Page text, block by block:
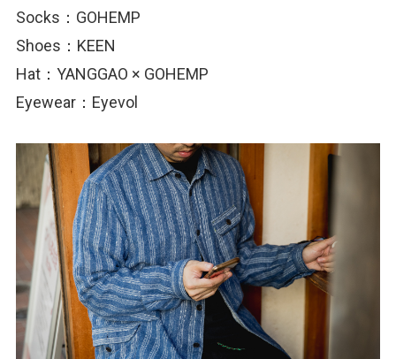
Socks：GOHEMP
Shoes：KEEN
Hat：YANGGAO × GOHEMP
Eyewear：Eyevol